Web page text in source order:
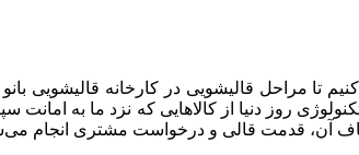
تا مراحل قالیشویی در کارخانه قالیشویی
تکنولوژی روز دنیا از کالاهایی که نزد ما به
آن، قدمت قالی و درخواست مشتری انجام